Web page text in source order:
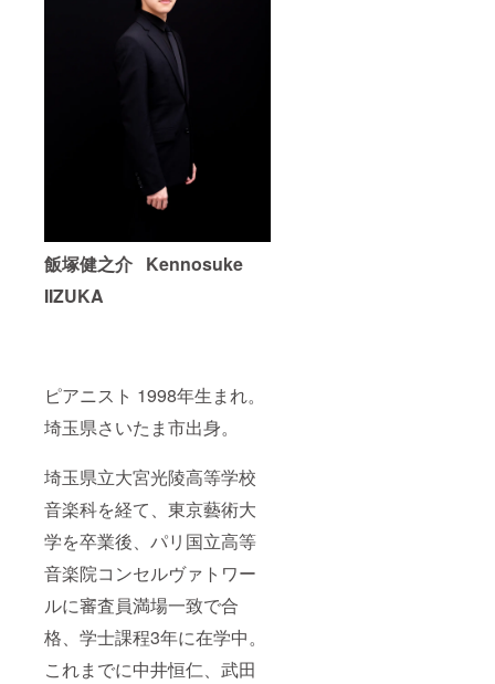
飯塚健之介 Kennosuke
IIZUKA
ピアニスト 1998年生まれ。
埼玉県さいたま市出身。
埼玉県立大宮光陵高等学校
音楽科を経て、東京藝術大
学を卒業後、パリ国立高等
音楽院コンセルヴァトワー
ルに審査員満場一致で合
格、学士課程3年に在学中。
これまでに中井恒仁、武田